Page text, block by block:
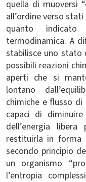
quella di muoversi
all’ordine verso
quanto
termodinamica. A
stabilisce uno stato
possibili reazioni
aperti che si
lontano
chimiche e flusso
capaci di
dell’energia
restituirla in forma
secondo principio
un organismo
l’entropia